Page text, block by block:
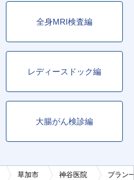
全身MRI検査編
レディースドック編
大腸がん検診編
草加市 神谷医院 プラン